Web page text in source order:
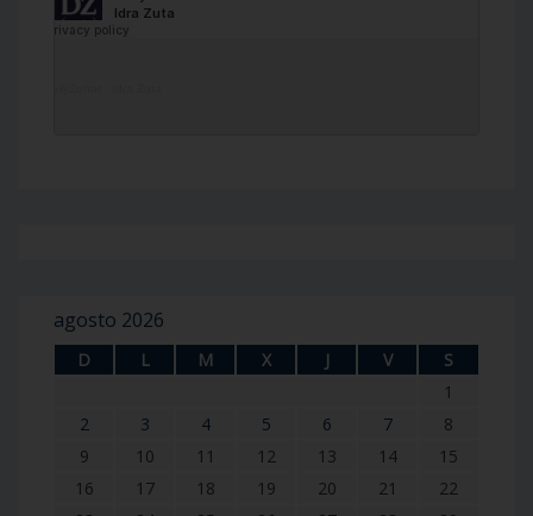
agosto 2026
D L M X J V
S
1
2
3 4 5 6 7
8
9
10 11 12 13 14
15
16
17 18 19 20 21
22